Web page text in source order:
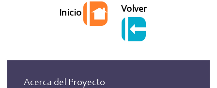
Inicio Volver
Acerca del Proyecto